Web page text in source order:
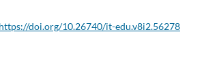
https://doi.org/10.26740/it-edu.v8i2.56278